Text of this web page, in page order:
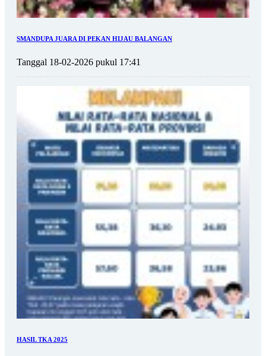
SMANDUPA JUARA DI PEKAN HIJAU BALANGAN
Tanggal 18-02-2026 pukul 17:41
HASIL TKA 2025